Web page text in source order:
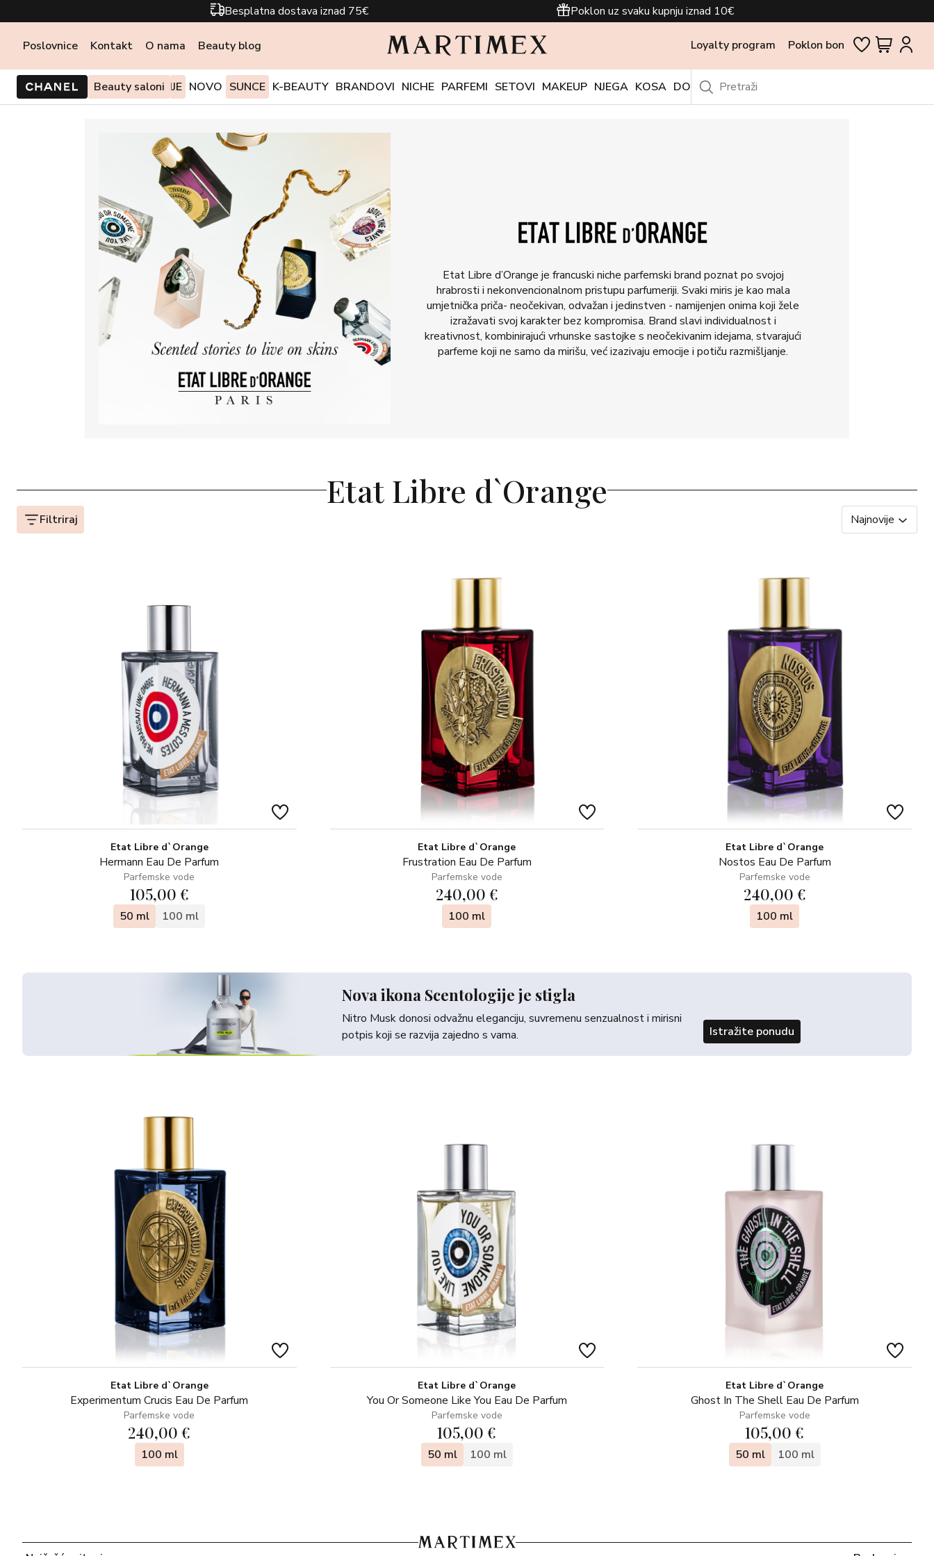
Besplatna dostava iznad 75€ Poklon uz svaku kupnju iznad 10€
Poslovnice Kontakt O nama Beauty blog Loyalty program Poklon bon
Beauty saloni
PONUDE I AKCIJE NOVO SUNCE K-BEAUTY BRANDOVI NICHE PARFEMI SETOVI MAKEUP NJEGA KOSA DODACI OUTLET
Etat Libre d’Orange je francuski niche parfemski brand poznat po svojoj
hrabrosti i nekonvencionalnom pristupu parfumeriji. Svaki miris je kao mala
umjetnička priča- neočekivan, odvažan i jedinstven - namijenjen onima koji žele
izražavati svoj karakter bez kompromisa. Brand slavi individualnost i
kreativnost, kombinirajući vrhunske sastojke s neočekivanim idejama, stvarajući
parfeme koji ne samo da mirišu, već izazivaju emocije i potiču razmišljanje.
Etat Libre d`Orange
Filtriraj Najnovije
Etat Libre d`Orange
Hermann Eau De Parfum
Parfemske vode
105,00 €
50 ml 100 ml
Etat Libre d`Orange
Frustration Eau De Parfum
Parfemske vode
240,00 €
100 ml
Nova ikona Scentologije je stigla
Nitro Musk donosi odvažnu eleganciju, suvremenu senzualnost i mirisni
potpis koji se razvija zajedno s vama.
Istražite ponudu
Etat Libre d`Orange
Nostos Eau De Parfum
Parfemske vode
240,00 €
100 ml
Etat Libre d`Orange
Experimentum Crucis Eau De Parfum
Parfemske vode
240,00 €
100 ml
Etat Libre d`Orange
You Or Someone Like You Eau De Parfum
Parfemske vode
105,00 €
50 ml 100 ml
Etat Libre d`Orange
Ghost In The Shell Eau De Parfum
Parfemske vode
105,00 €
50 ml 100 ml